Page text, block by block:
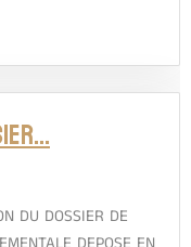
DU DOSSIER DE